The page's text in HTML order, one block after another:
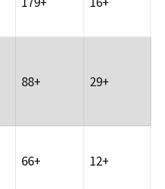
88+ 29+
66+ 12+